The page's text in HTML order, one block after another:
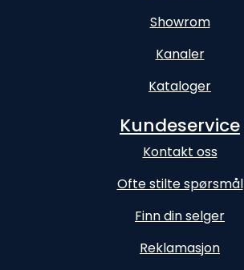
Showrom
Kanaler
Kataloger
Kundeservice
Kontakt oss
Ofte stilte spørsmål
Finn din selger
Reklamasjon